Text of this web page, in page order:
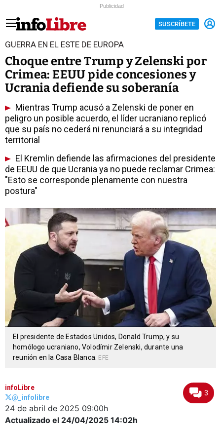
Publicidad
SUSCRÍBETE
GUERRA EN EL ESTE DE EUROPA
Choque entre Trump y Zelenski por
Crimea: EEUU pide concesiones y
Ucrania defiende su soberanía
Mientras Trump acusó a Zelenski de poner en
peligro un posible acuerdo, el líder ucraniano replicó
que su país no cederá ni renunciará a su integridad
territorial
El Kremlin defiende las afirmaciones del presidente
de EEUU de que Ucrania ya no puede reclamar Crimea:
"Esto se corresponde plenamente con nuestra
postura"
El presidente de Estados Unidos, Donald Trump, y su
homólogo ucraniano, Volodímir Zelenski, durante una
reunión en la Casa Blanca.
EFE
infoLibre
@_infolibre
24 de abril de 2025 09:00h
Actualizado el 24/04/2025 14:02h
3